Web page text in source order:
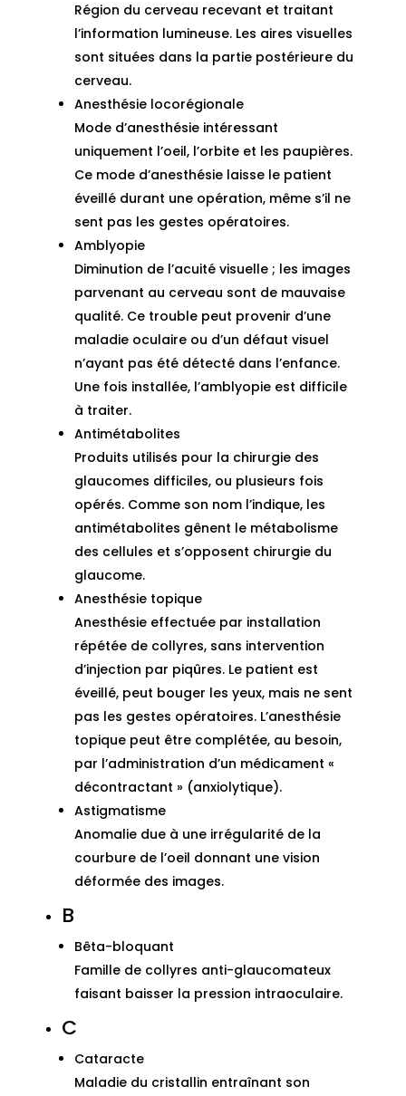
Région du cerveau recevant et traitant
l’information lumineuse. Les aires visuelles
sont situées dans la partie postérieure du
cerveau.
Anesthésie locorégionale
Mode d’anesthésie intéressant
uniquement l’oeil, l’orbite et les paupières.
Ce mode d’anesthésie laisse le patient
éveillé durant une opération, même s’il ne
sent pas les gestes opératoires.
Amblyopie
Diminution de l’acuité visuelle ; les images
parvenant au cerveau sont de mauvaise
qualité. Ce trouble peut provenir d’une
maladie oculaire ou d’un défaut visuel
n’ayant pas été détecté dans l’enfance.
Une fois installée, l’amblyopie est difficile
à traiter.
Antimétabolites
Produits utilisés pour la chirurgie des
glaucomes difficiles, ou plusieurs fois
opérés. Comme son nom l’indique, les
antimétabolites gênent le métabolisme
des cellules et s’opposent chirurgie du
glaucome.
Anesthésie topique
Anesthésie effectuée par installation
répétée de collyres, sans intervention
d’injection par piqûres. Le patient est
éveillé, peut bouger les yeux, mais ne sent
pas les gestes opératoires. L’anesthésie
topique peut être complétée, au besoin,
par l’administration d’un médicament «
décontractant » (anxiolytique).
Astigmatisme
Anomalie due à une irrégularité de la
courbure de l’oeil donnant une vision
déformée des images.
B
Bêta-bloquant
Famille de collyres anti-glaucomateux
faisant baisser la pression intraoculaire.
C
Cataracte
Maladie du cristallin entraînant son